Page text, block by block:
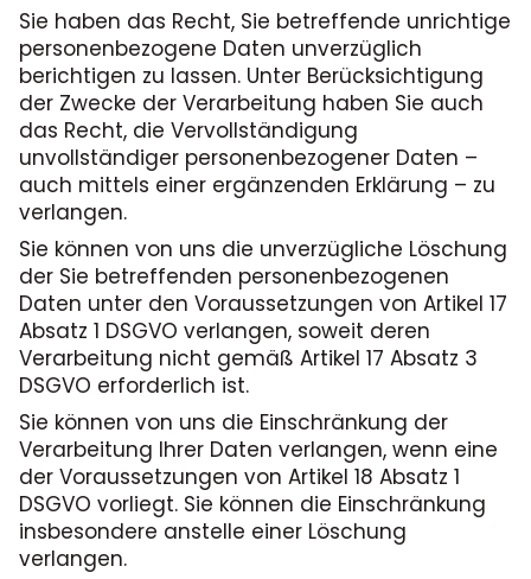
Sie haben das Recht, Sie betreffende unrichtige
personenbezogene Daten unverzüglich
berichtigen zu lassen. Unter Berücksichtigung
der Zwecke der Verarbeitung haben Sie auch
das Recht, die Vervollständigung
unvollständiger personenbezogener Daten –
auch mittels einer ergänzenden Erklärung – zu
verlangen.
Sie können von uns die unverzügliche Löschung
der Sie betreffenden personenbezogenen
Daten unter den Voraussetzungen von Artikel 17
Absatz 1 DSGVO verlangen, soweit deren
Verarbeitung nicht gemäß Artikel 17 Absatz 3
DSGVO erforderlich ist.
Sie können von uns die Einschränkung der
Verarbeitung Ihrer Daten verlangen, wenn eine
der Voraussetzungen von Artikel 18 Absatz 1
DSGVO vorliegt. Sie können die Einschränkung
insbesondere anstelle einer Löschung
verlangen.